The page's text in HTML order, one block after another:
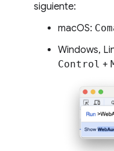
siguiente:
macOS:
Windows,
Control +